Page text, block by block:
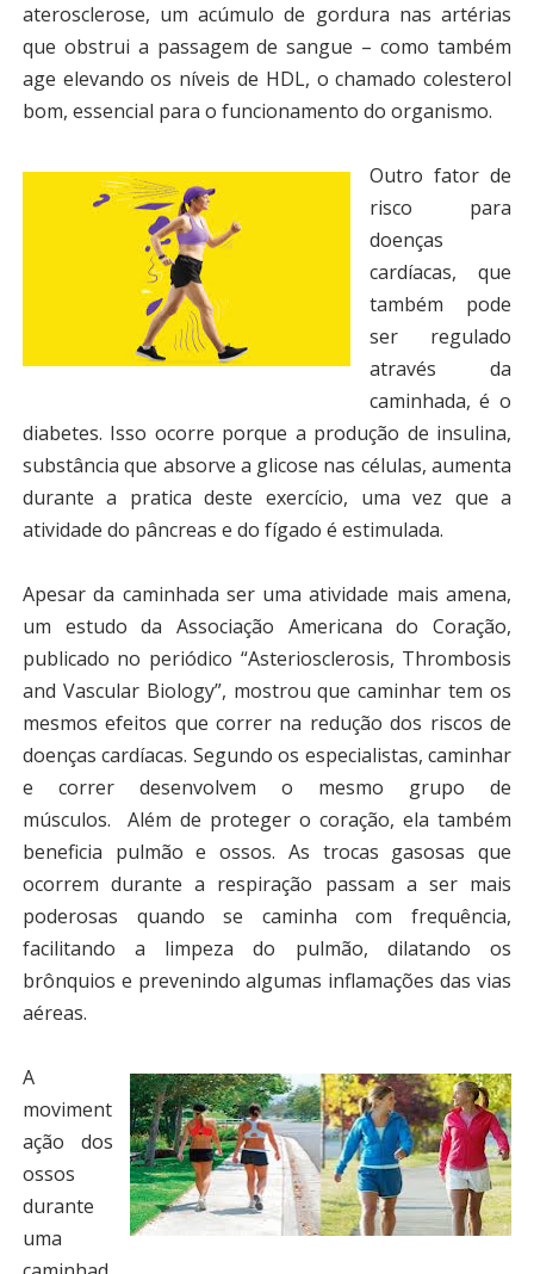
aterosclerose, um acúmulo de gordura nas artérias
que obstrui a passagem de sangue – como também
age elevando os níveis de HDL, o chamado colesterol
bom, essencial para o funcionamento do organismo.
Outro fator de
risco para
doenças
cardíacas, que
também pode
ser regulado
através da
caminhada, é o
diabetes. Isso ocorre porque a produção de insulina,
substância que absorve a glicose nas células, aumenta
durante a pratica deste exercício, uma vez que a
atividade do pâncreas e do fígado é estimulada.
Apesar da caminhada ser uma atividade mais amena,
um estudo da Associação Americana do Coração,
publicado no periódico “Asteriosclerosis, Thrombosis
and Vascular Biology”, mostrou que caminhar tem os
mesmos efeitos que correr na redução dos riscos de
doenças cardíacas. Segundo os especialistas, caminhar
e correr desenvolvem o mesmo grupo de
músculos.
Além de proteger o coração, ela também
beneficia pulmão e ossos. As trocas gasosas que
ocorrem durante a respiração passam a ser mais
poderosas quando se caminha com frequência,
facilitando a limpeza do pulmão, dilatando os
brônquios e prevenindo algumas inflamações das vias
aéreas.
A
moviment
ação dos
ossos
durante
uma